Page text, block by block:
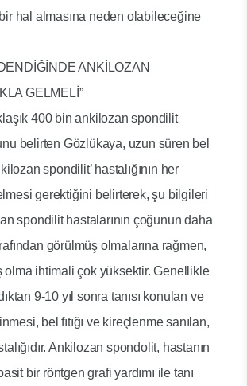
hal almasına neden olabileceğine
ANKİLOZAN
GELMELİ”
400 bin ankilozan spondilit
belirten Gözlükaya, uzun süren bel
spondilit’ hastalığının her
gerektiğini belirterek, şu bilgileri
spondilit hastalarının çoğunun daha
görülmüş olmalarına rağmen,
olma ihtimali çok yüksektir. Genellikle
9-10 yıl sonra tanısı konulan ve
bel fıtığı ve kireçlenme sanılan,
Ankilozan spondolit, hastanın
bir röntgen grafi yardımı ile tanı